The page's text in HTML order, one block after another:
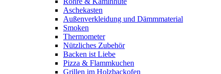
Aschekasten
Außenverkleidung und Dämmmaterial
Smoken
Thermometer
Nützliches Zubehör
Backen ist Liebe
Pizza & Flammkuchen
Grillen im Holzbackofen